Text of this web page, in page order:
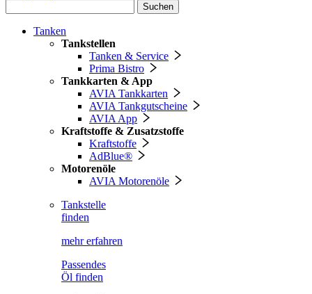
Suchen
Tanken
Tankstellen
Tanken & Service
Prima Bistro
Tankkarten & App
AVIA Tankkarten
AVIA Tankgutscheine
AVIA App
Kraftstoffe & Zusatzstoffe
Kraftstoffe
AdBlue®
Motorenöle
AVIA Motorenöle
Tankstelle
finden
mehr erfahren
Passendes
Öl finden